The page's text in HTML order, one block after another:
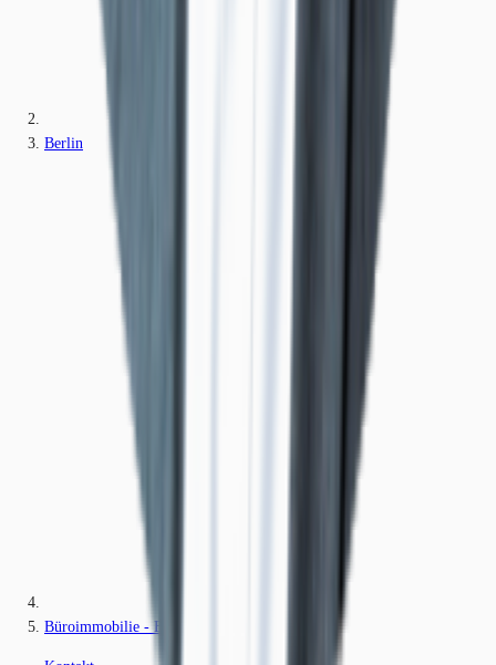
Berlin
Büroimmobilie - Berlin, Kreuzberg - B2120